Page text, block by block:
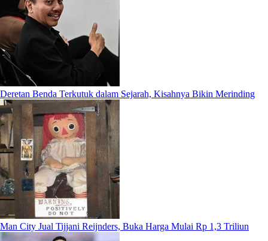
Deretan Benda Terkutuk dalam Sejarah, Kisahnya Bikin Merinding
Man City Jual Tijjani Reijnders, Buka Harga Mulai Rp 1,3 Triliun